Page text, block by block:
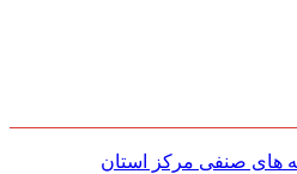
های صنفی مركز استان